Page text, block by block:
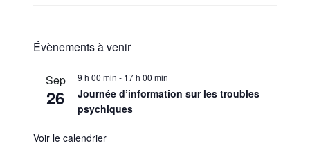
Évènements à venir
Sep
26
9 h 00 min - 17 h 00 min
Journée d’information sur les troubles
psychiques
Voir le calendrier